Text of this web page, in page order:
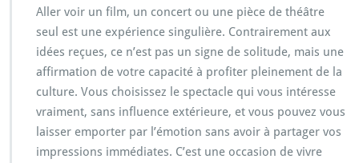
Aller voir un film, un concert ou une pièce de théâtre
seul est une expérience singulière. Contrairement aux
idées reçues, ce n’est pas un signe de solitude, mais une
affirmation de votre capacité à profiter pleinement de la
culture. Vous choisissez le spectacle qui vous intéresse
vraiment, sans influence extérieure, et vous pouvez vous
laisser emporter par l’émotion sans avoir à partager vos
impressions immédiates. C’est une occasion de vivre